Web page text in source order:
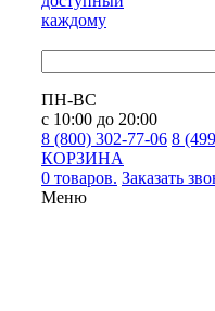
каждому
ПН-ВС
с 10:00 до 20:00
8 (800) 302-77-06 8
КОРЗИНА
0 товаров. Заказать
Меню